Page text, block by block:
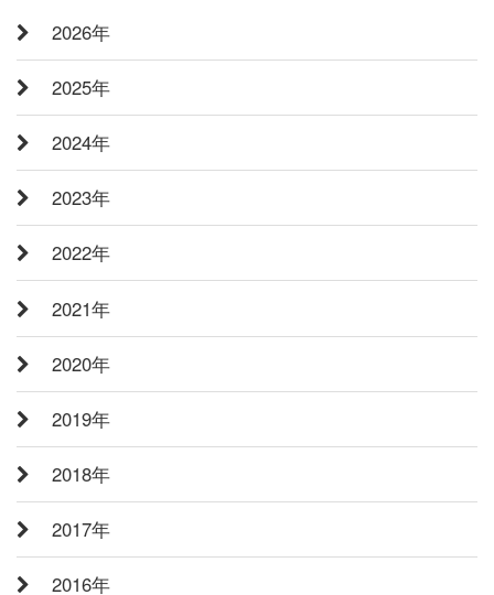
2026年
2025年
2024年
2023年
2022年
2021年
2020年
2019年
2018年
2017年
2016年